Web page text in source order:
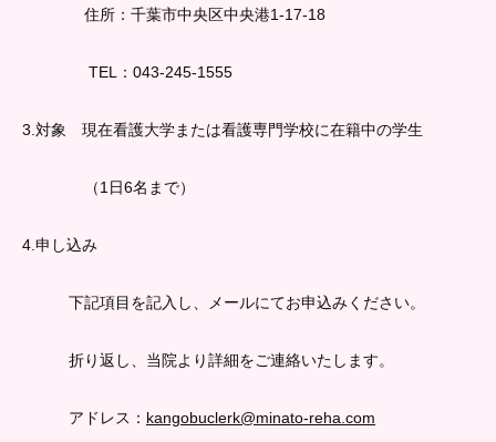
住所：千葉市中央区中央港1-17-18
TEL：043-245-1555
3.対象 現在看護大学または看護専門学校に在籍中の学生
（1日6名まで）
4.申し込み
下記項目を記入し、メールにてお申込みください。
折り返し、当院より詳細をご連絡いたします。
アドレス： kangobuclerk@minato-reha.com